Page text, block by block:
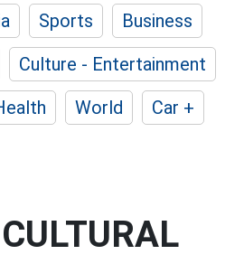
Sports
Business
Culture - Entertainment
World
Car +